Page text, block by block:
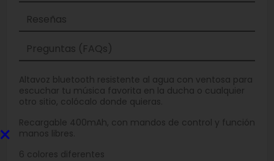
Reseñas
Preguntas (FAQs)
Altavoz bluetooth resistente al agua con ventosa para
escuchar tu música favorita en la ducha o cualquier
otro sitio, colócalo donde quieras.
Recargable 400mAh, con mandos de control y función
manos libres.
6 colores diferentes